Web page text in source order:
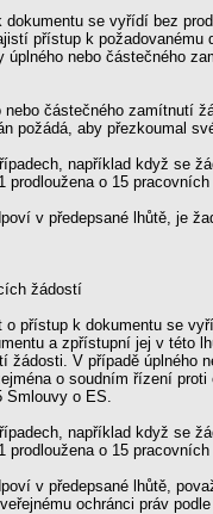
dokumentu se vyřídí bez
přístup k
úplného nebo částečného
nebo částečného zamítnutí
požádá, aby přezkoumal
například když se
prodloužena o 15
v předepsané lhůtě, je
žádostí
přístup k dokumentu se
a zpřístupní jej v této
žádosti. V případě úplného
o soudním řízení
Smlouvy o ES.
například když se
prodloužena o 15
v předepsané lhůtě,
ochránci práv